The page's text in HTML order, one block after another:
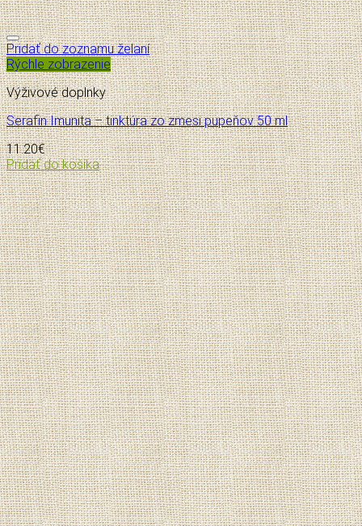
Pridať do zoznamu želaní
Rýchle zobrazenie
Výživové doplnky
Serafin Imunita – tinktúra zo zmesi pupeňov 50 ml
11.20€
Pridať do košíka